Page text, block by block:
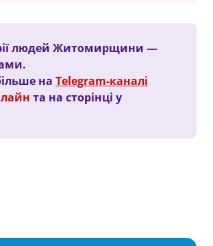
людей Житомирщини —
на Telegram-каналі
та на сторінці у